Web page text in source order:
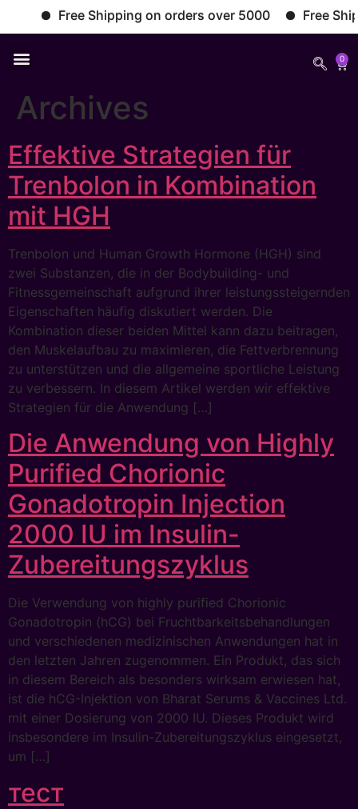
Free Shipping on orders over 5000 Free
0
Archives
Effektive Strategien für
Trenbolon in Kombination
mit HGH
Trenbolon und Human Growth Hormone (HGH) sind
zwei Substanzen, die in der Bodybuilding- und
Fitnessgemeinschaft aufgrund ihrer leistungssteigernden
Eigenschaften häufig diskutiert werden. Die
Kombination dieser beiden Mittel kann dazu beitragen,
den Muskelaufbau zu maximieren, die Fettverbrennung
zu unterstützen und die allgemeine sportliche Leistung
zu verbessern. In diesem Artikel werden wir effektive
Strategien für die Anwendung […]
Die Anwendung von Highly
Purified Chorionic
Gonadotropin Injection
2000 IU im Insulin-
Zubereitungszyklus
Die Verwendung von highly purified Chorionic
Gonadotropin (hCG) bei Fruchtbarkeitsbehandlungen
und verschiedenen medizinischen Anwendungen hat in
den letzten Jahren zugenommen. Ein Produkt, das sich
in diesem Bereich als besonders wirksam erwiesen hat,
ist die hCG-Injektion von Bharat Serums & Vaccines Ltd.
mit einer Dosierung von 2000 IU. Dieses Produkt wird
insbesondere im Insulin-Zubereitungszyklus eingesetzt,
um […]
тест